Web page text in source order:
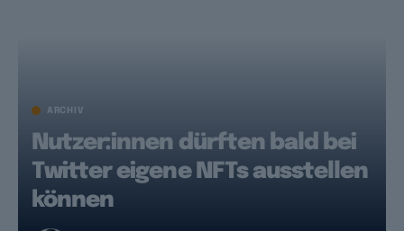
ARCHIV
Nutzer:innen dürften bald bei
Twitter eigene NFTs ausstellen
können